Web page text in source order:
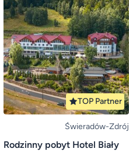
TOP Partner
Świeradów-Zdrój
Rodzinny pobyt Hotel Biały